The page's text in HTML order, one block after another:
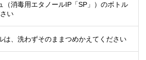
（消毒用エタノールIP「SP」）のボトル
い
は、洗わずそのままつめかえてください